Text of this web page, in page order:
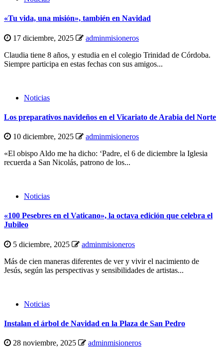
«Tu vida, una misión», también en Navidad
17 diciembre, 2025
adminmisioneros
Claudia tiene 8 años, y estudia en el colegio Trinidad de Córdoba.
Siempre participa en estas fechas con sus amigos...
Noticias
Los preparativos navideños en el Vicariato de Arabia del Norte
10 diciembre, 2025
adminmisioneros
«El obispo Aldo me ha dicho: ‘Padre, el 6 de diciembre la Iglesia
recuerda a San Nicolás, patrono de los...
Noticias
«100 Pesebres en el Vaticano», la octava edición que celebra el
Jubileo
5 diciembre, 2025
adminmisioneros
Más de cien maneras diferentes de ver y vivir el nacimiento de
Jesús, según las perspectivas y sensibilidades de artistas...
Noticias
Instalan el árbol de Navidad en la Plaza de San Pedro
28 noviembre, 2025
adminmisioneros